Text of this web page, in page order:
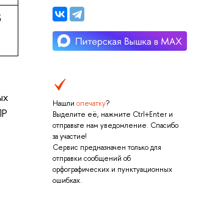
Нашли опечатку?
Выделите её, нажмите Ctrl+Enter и
отправьте нам уведомление. Спасибо
за участие!
Сервис предназначен только для
отправки сообщений об
орфографических и пунктуационных
ошибках.